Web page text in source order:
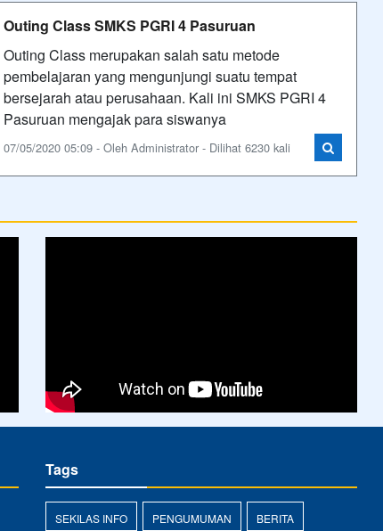
Outing Class SMKS PGRI 4 Pasuruan
Outing Class merupakan salah satu metode
pembelajaran yang mengunjungi suatu tempat
bersejarah atau perusahaan. Kali ini SMKS PGRI 4
Pasuruan mengajak para siswanya
07/05/2020 05:09 - Oleh Administrator - Dilihat 6230 kali
Tags
SEKILAS INFO PENGUMUMAN BERITA